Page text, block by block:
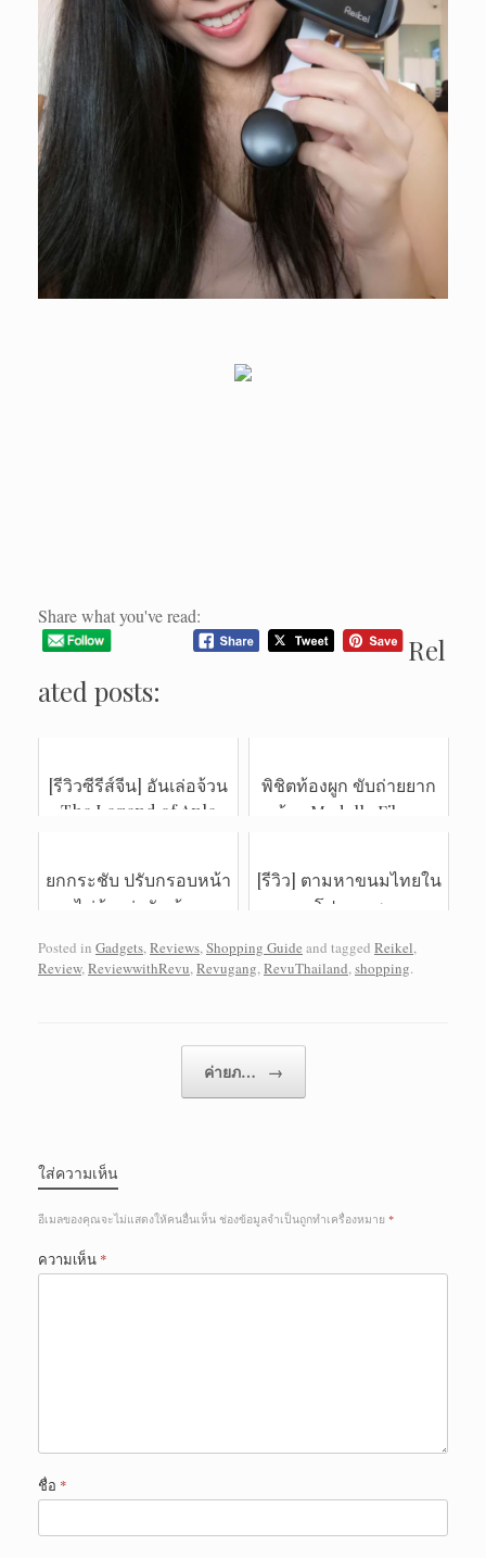
Share what you've read:
Rel
ated posts:
[รีวิวซีรีส์จีน] อันเล่อจ้วน
The Legend of Anle
พิชิตท้องผูก ขับถ่ายยาก
ด้วย Madella Fibra
ยกกระชับ ปรับกรอบหน้า
ไม่ต้องผ่าตัด ด้วย
[รีวิว] ตามหาขนมไทยใน
โปรตุเกส
Posted in Gadgets,Reviews,Shopping Guide and tagged Reikel,
Review,ReviewwithRevu,Revugang,RevuThailand,shopping.
ค่ายภ… →
ใส่ความเห็น
อีเมลของคุณจะไม่แสดงให้คนอื่นเห็น ช่องข้อมูลจำเป็นถูกทำเครื่องหมาย *
ความเห็น *
ชื่อ *